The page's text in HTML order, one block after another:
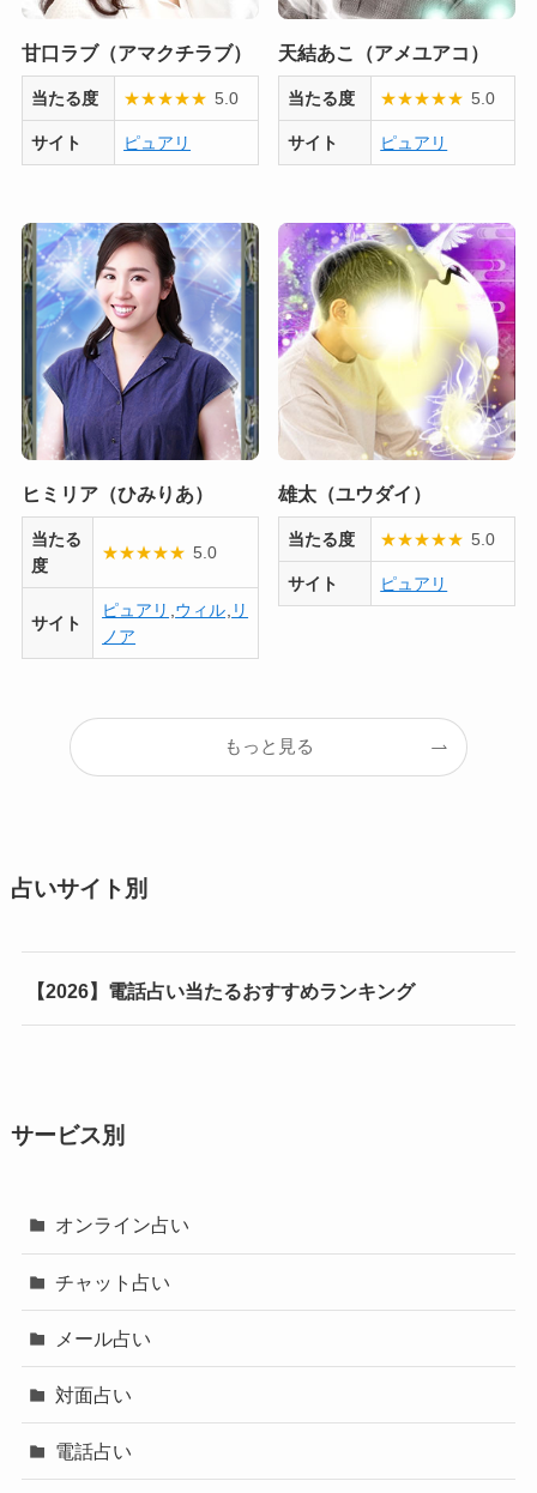
甘口ラブ（アマクチラブ）
当たる度 ★★★★★ 5.0
サイト ピュアリ
天結あこ（アメユアコ）
当たる度 ★★★★★ 5.0
サイト ピュアリ
ヒミリア（ひみりあ）
当たる
度
★★★★★ 5.0
サイト
ピュアリ ,ウィル, リ
ノア
雄太（ユウダイ）
当たる度 ★★★★★ 5.0
サイト ピュアリ
もっと見る
占いサイト別
【2026】電話占い当たるおすすめランキング
サービス別
オンライン占い
チャット占い
メール占い
対面占い
電話占い